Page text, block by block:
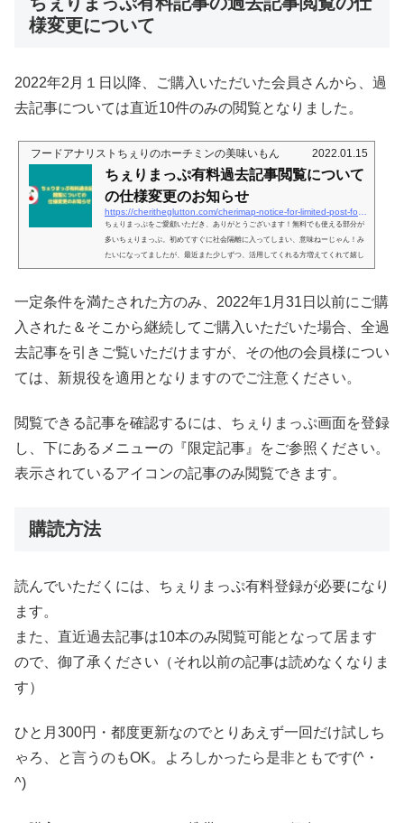
様変更について
2022年2月１日以降、ご購入いただいた会員さんから、過
去記事については直近10件のみの閲覧となりました。
フードアナリストちぇりのホーチミンの美味いもん 2022.01.15
ちぇりまっぷ有料過去記事閲覧について
の仕様変更のお知らせ
https://cheritheglutton.com/cherimap-notice-for-limited-post-for-member
ちぇりまっぷをご愛顧いただき、ありがとうございます！無料でも使える部分が
多いちぇりまっぷ。初めてすぐに社会隔離に入ってしまい、意味ねーじゃん！み
たいになってましたが、最近また少しずつ、活用してくれる方増えてくれて嬉し
い限り！今自分がいる現在地の周りにはどんなお店がある？というのが地図上で
ogle の方が登録件数多いじゃん、と言われたらそれまでですが（笑）、違いは、
一定条件を満たされた方のみ、2022年1月31日以前にご購
入された＆そこから継続してご購入いただいた場合、全過
去記事を引きご覧いただけますが、その他の会員様につい
ては、新規役を適用となりますのでご注意ください。
閲覧できる記事を確認するには、ちぇりまっぷ画面を登録
し、下にあるメニューの『限定記事』をご参照ください。
表示されているアイコンの記事のみ閲覧できます。
購読方法
読んでいただくには、ちぇりまっぷ有料登録が必要になり
ます。
また、直近過去記事は10本のみ閲覧可能となって居ます
ので、御了承ください（それ以前の記事は読めなくなりま
す）
ひと月300円・都度更新なのでとりあえず一回だけ試しち
ゃろ、と言うのもOK。よろしかったら是非ともです(^・
^)